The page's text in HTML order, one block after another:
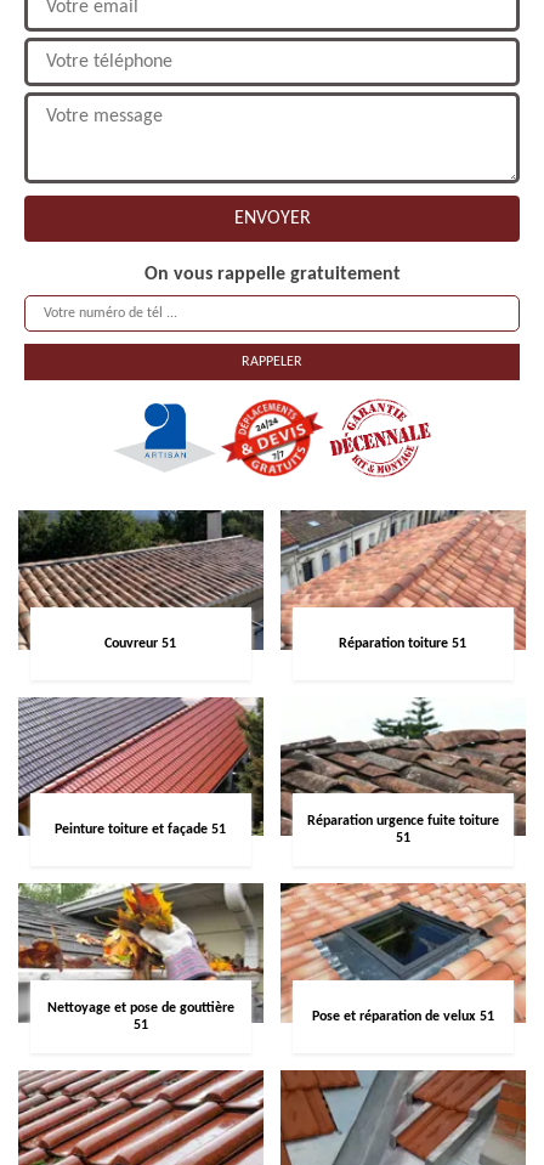
On vous rappelle gratuitement
Couvreur 51 Réparation toiture 51
Peinture toiture et façade 51
Réparation urgence fuite toiture
51
Nettoyage et pose de gouttière
51
Pose et réparation de velux 51